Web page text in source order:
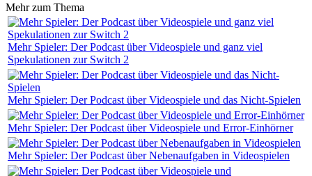
Mehr zum Thema
Mehr Spieler: Der Podcast über Videospiele und ganz viel
Spekulationen zur Switch 2
Mehr Spieler: Der Podcast über Videospiele und das Nicht-Spielen
Mehr Spieler: Der Podcast über Videospiele und Error-Einhörner
Mehr Spieler: Der Podcast über Nebenaufgaben in Videospielen